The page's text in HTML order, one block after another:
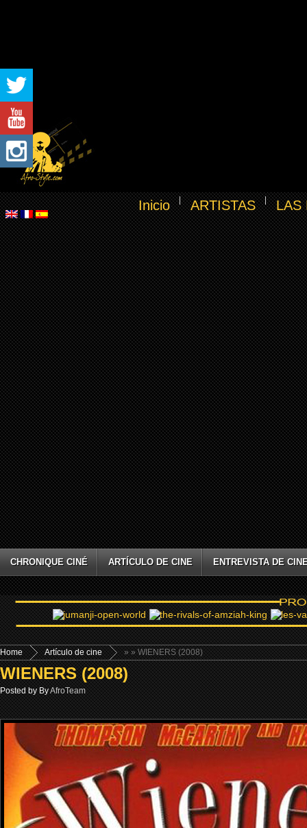
Inicio ARTISTAS LAS
CHRONIQUE CINÉ ARTÍCULO DE CINE ENTREVISTA DE
Home »
Artículo de cine » WIENERS (2008)
WIENERS (2008)
Posted by ByAfroTeam